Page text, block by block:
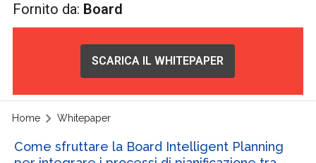
Fornito da: Board
SCARICA IL WHITEPAPER
Home Whitepaper
Come sfruttare la Board Intelligent Planning